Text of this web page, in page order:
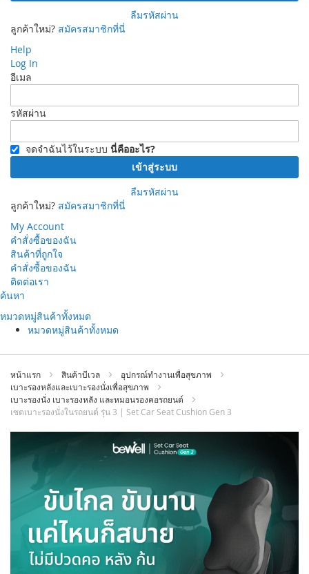
ลืมรหัสผ่าน
ลูกค้าใหม่? สมัครสมาชิกที่นี่
Help
Log In
อีเมล
รหัสผ่าน
จดจำฉันไว้ในระบบ นี่คืออะไร?
เข้าสู่ระบบ
ลืมรหัสผ่าน
ลูกค้าใหม่? สมัครสมาชิกที่นี่
My Account
คำสั่งซื้อของฉัน
สินค้าที่ถูกใจ
คำสั่งซื้อของฉัน
ติดต่อเรา
ข้าม
ที่
เนื้อหา
ค้นหา
หมวดหมู่สินค้าทั้งหมด
หมวดหมู่สินค้าทั้งหมด
หน้าแรก สินค้าบีเวล
อุปกรณ์ทำงานเพื่อสุขภาพ
เบาะรองหลังและเบาะรองนั่งเพื่อสุขภาพ
เบาะรองนั่ง เบาะรองหลัง และหมอนรองคอรถยนต์
เซตเบาะรองนั่งในรถยนต์ รุ่น 3 | Set Car Seat Cushion Gen 3
ที่
ท้าย
ของ
รูปภาพ